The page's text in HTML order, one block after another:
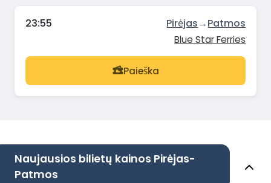
23:55 Pirėjas→Patmos
Blue Star Ferries
Paieška
Naujausios bilietų kainos Pirėjas-
Patmos